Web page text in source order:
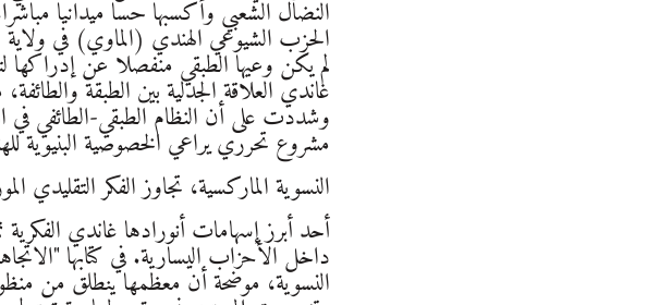
النضال الشعبي وأكسبها حسا ميدانيا
الحزب الشيوعي الهندي (الماوي) في ولاية
لم يكن وعيها الطبقي منفصلا عن إدراكها
غاندي العلاقة الجدلية بين الطبقة
وشددت على أن النظام الطبقي-الطائفي في
مشروع تحرري يراعي الخصوصية البنيوية
النسوية الماركسية، تجاوز الفكر التقليدي
أحد أبرز إسهامات أنورادها غاندي الفكرية
النسوية، موضحة أن معظمها ينطلق من